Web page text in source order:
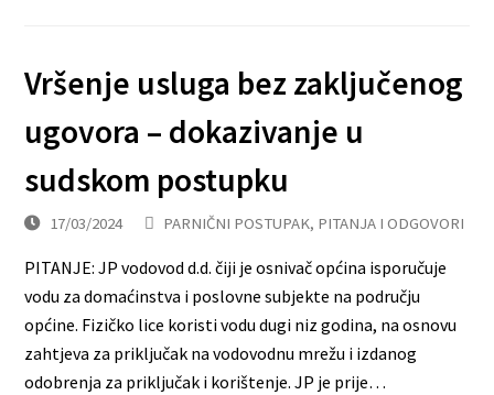
Vršenje usluga bez zaključenog
ugovora – dokazivanje u
sudskom postupku
17/03/2024 PARNIČNI POSTUPAK, PITANJA I ODGOVORI
PITANJE: JP vodovod d.d. čiji je osnivač općina isporučuje
vodu za domaćinstva i poslovne subjekte na području
općine. Fizičko lice koristi vodu dugi niz godina, na osnovu
zahtjeva za priključak na vodovodnu mrežu i izdanog
odobrenja za priključak i korištenje. JP je prije…